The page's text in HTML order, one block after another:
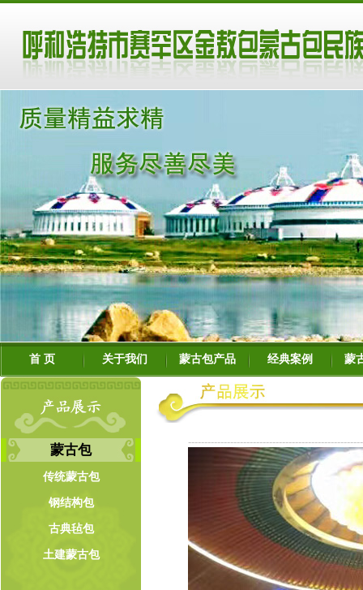
首 页 关于我们 蒙古包产品 经典案例 蒙
蒙古包
传统蒙古包
钢结构包
古典毡包
土建蒙古包